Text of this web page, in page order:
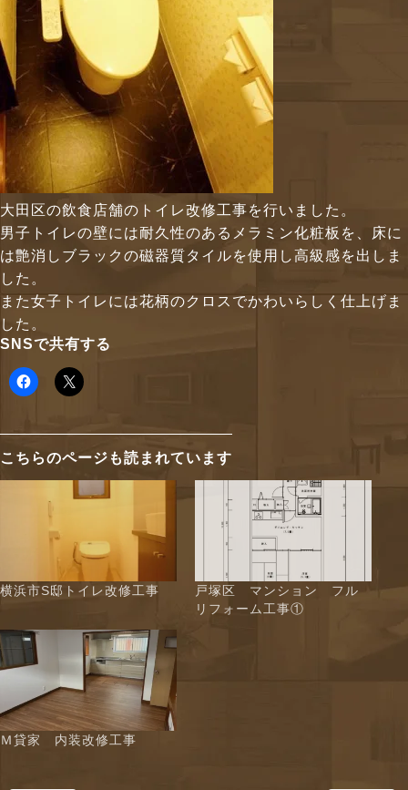
大田区の飲食店舗のトイレ改修工事を行いました。
男子トイレの壁には耐久性のあるメラミン化粧板を、床に
は艶消しブラックの磁器質タイルを使用し高級感を出しま
した。
また女子トイレには花柄のクロスでかわいらしく仕上げま
した。
SNSで共有する
こちらのページも読まれています
横浜市S邸トイレ改修工事
戸塚区 マンション フル
リフォーム工事①
Ｍ貸家 内装改修工事